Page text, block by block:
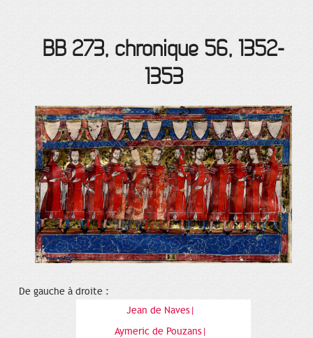
BB 273, chronique 56, 1352-
1353
De gauche à droite :
Jean de Naves|
Aymeric de Pouzans|